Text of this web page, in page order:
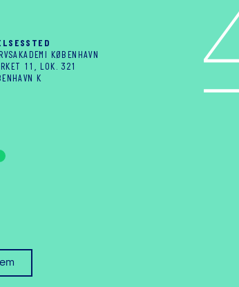
KØBENHAVN
11, LOK. 321
K